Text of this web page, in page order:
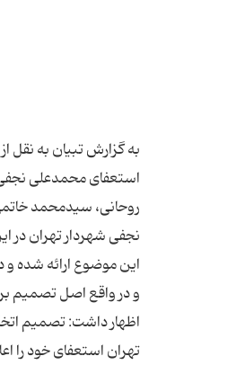
به گزارش تبیان به نقل
روحانی، سیدمحمد
نجفی شهردار تهران در
این موضوع ارائه شده
و در واقع اصل تصمیم
اظهار داشت: تصمیم
تهران استعفای خود را